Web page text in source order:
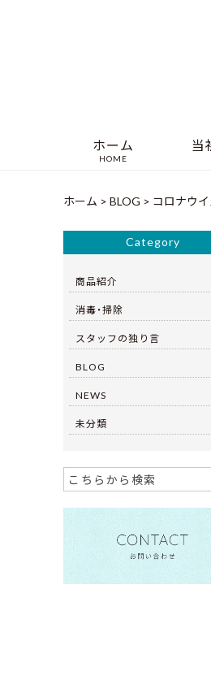
ホーム
HOME
当
ホーム > BLOG > コロナウ
Category
商品紹介
消毒・掃除
スタッフの独り言
BLOG
NEWS
未分類